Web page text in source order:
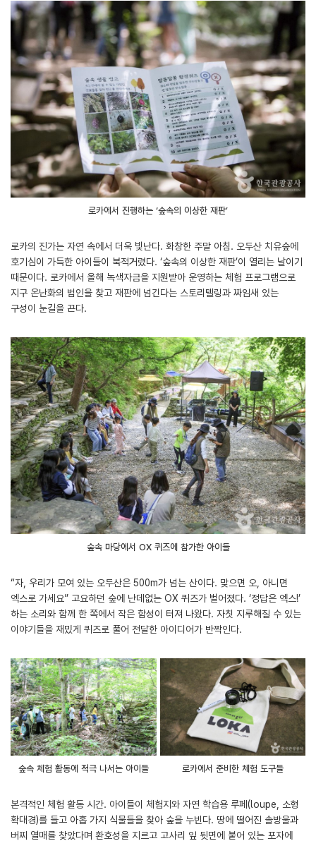
로카에서 진행하는 ‘숲속의 이상한 재판’
로카의 진가는 자연 속에서 더욱 빛난다. 화창한 주말 아침. 오두산 치유숲에
호기심이 가득한 아이들이 북적거렸다. ‘숲속의 이상한 재판’이 열리는 날이기
때문이다. 로카에서 올해 녹색자금을 지원받아 운영하는 체험 프로그램으로
지구 온난화의 범인을 찾고 재판에 넘긴다는 스토리텔링과 짜임새 있는
구성이 눈길을 끈다.
숲속 마당에서 OX 퀴즈에 참가한 아이들
“자, 우리가 모여 있는 오두산은 500m가 넘는 산이다. 맞으면 오, 아니면
엑스로 가세요” 고요하던 숲에 난데없는 OX 퀴즈가 벌어졌다. ‘정답은 엑스!’
하는 소리와 함께 한 쪽에서 작은 함성이 터져 나왔다. 자칫 지루해질 수 있는
이야기들을 재밌게 퀴즈로 풀어 전달한 아이디어가 반짝인다.
숲속 체험 활동에 적극 나서는 아이들 로카에서 준비한 체험 도구들
본격적인 체험 활동 시간. 아이들이 체험지와 자연 학습용 루페(loupe, 소형
확대경)를 들고 아홉 가지 식물들을 찾아 숲을 누빈다. 땅에 떨어진 솔방울과
버찌 열매를 찾았다며 환호성을 지르고 고사리 잎 뒷면에 붙어 있는 포자에